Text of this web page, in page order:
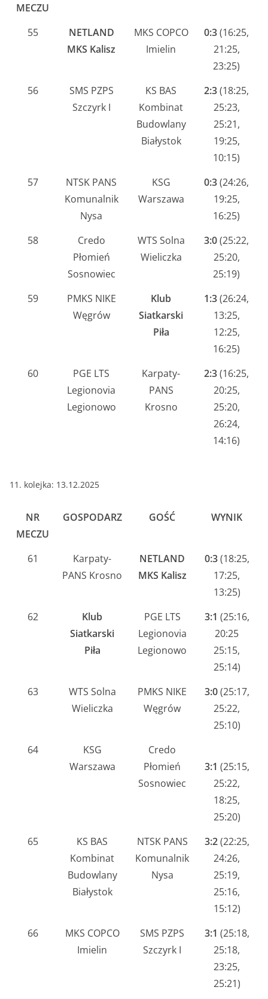
MECZU
55
NETLAND
MKS Kalisz
MKS COPCO
Imielin
0:3(16:25,
21:25,
23:25)
56
SMS PZPS
Szczyrk I
KS BAS
Kombinat
Budowlany
Białystok
2:3(18:25,
25:23,
25:21,
19:25,
10:15)
57
NTSK PANS
Komunalnik
Nysa
KSG
Warszawa
0:3(24:26,
19:25,
16:25)
58
Credo
Płomień
Sosnowiec
WTS Solna
Wieliczka
3:0(25:22,
25:20,
25:19)
59
PMKS NIKE
Węgrów
Klub
Siatkarski
Piła
1:3(26:24,
13:25,
12:25,
16:25)
60
PGE LTS
Legionovia
Legionowo
Karpaty-
PANS
Krosno
2:3(16:25,
20:25,
25:20,
26:24,
14:16)
11. kolejka: 13.12.2025
NR
MECZU
GOSPODARZ GOŚĆ WYNIK
61
Karpaty-
PANS Krosno
NETLAND
MKS Kalisz
0:3(18:25,
17:25,
13:25)
62
Klub
Siatkarski
Piła
PGE LTS
Legionovia
Legionowo
3:1 (25:16,
20:25
25:15,
25:14)
63
WTS Solna
Wieliczka
PMKS NIKE
Węgrów
3:0(25:17,
25:22,
25:10)
64
KSG
Warszawa
Credo
Płomień
Sosnowiec
3:1 (25:15,
25:22,
18:25,
25:20)
65
KS BAS
Kombinat
Budowlany
Białystok
NTSK PANS
Komunalnik
Nysa
3:2(22:25,
24:26,
25:19,
25:16,
15:12)
66
MKS COPCO
Imielin
SMS PZPS
Szczyrk I
3:1 (25:18,
25:18,
23:25,
25:21)